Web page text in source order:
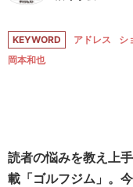
KEYWORD アドレス シ
岡本和也
読者の悩みを教え上
載「ゴルフジム」。